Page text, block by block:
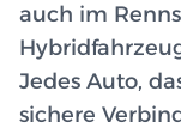
auch im
Jedes Auto,
sichere